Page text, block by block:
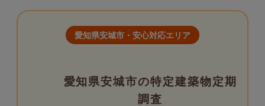
愛知県安城市・安心対応エリア
愛知県安城市の特定建築物定期
調査